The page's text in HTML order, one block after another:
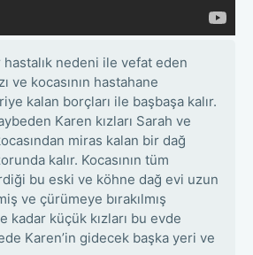
hastalık nedeni ile vefat eden
ve kocasının hastahane
kalan borçları ile başbaşa kalır.
Karen kızları Sarah ve
miras kalan bir dağ
kalır. Kocasının tüm
bu eski ve köhne dağ evi uzun
ve çürümeye bırakılmış
kadar küçük kızları bu evde
Karen’in gidecek başka yeri ve